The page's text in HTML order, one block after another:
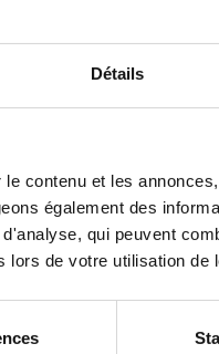
Détails
contenu et les
également des
qui peuvent
lors de votre utilisation de